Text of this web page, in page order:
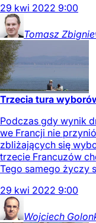
29 kwi 2022 9:00
Tomasz
Trzecia tura
Podczas gdy wynik
we Francji nie
zbliżających się
trzecie Francuzów
Tego samego życzy
29 kwi 2022 9:00
Wojciech